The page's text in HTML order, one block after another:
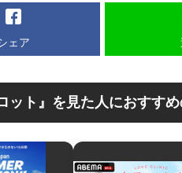
ェア
ット』を見た人におすす